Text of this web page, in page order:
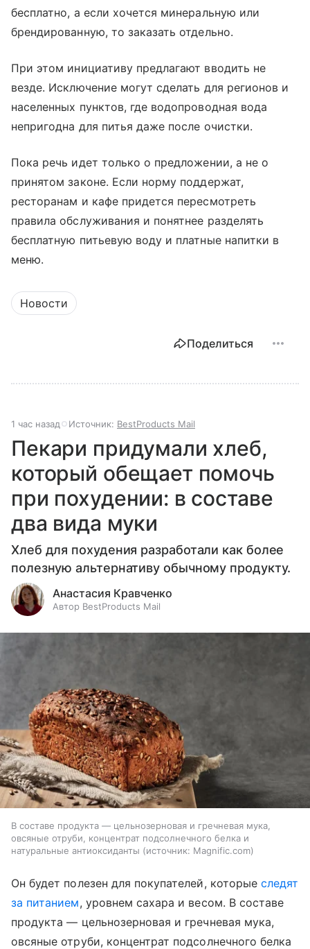
бесплатно, а если хочется минеральную или
брендированную, то заказать отдельно.
При этом инициативу предлагают вводить не
везде. Исключение могут сделать для регионов и
населенных пунктов, где водопроводная вода
непригодна для питья даже после очистки.
Пока речь идет только о предложении, а не о
принятом законе. Если норму поддержат,
ресторанам и кафе придется пересмотреть
правила обслуживания и понятнее разделять
бесплатную питьевую воду и платные напитки в
меню.
Новости
Поделиться
1 час назад Источник: BestProducts Mail
Пекари придумали хлеб,
который обещает помочь
при похудении: в составе
два вида муки
Хлеб для похудения разработали как более
полезную альтернативу обычному продукту.
Анастасия Кравченко
Автор BestProducts Mail
В составе продукта — цельнозерновая и гречневая мука,
овсяные отруби, концентрат подсолнечного белка и
натуральные антиоксиданты
источник: Magnific.com
Он будет полезен для покупателей, которыеследят
за питанием, уровнем сахара и весом. В составе
продукта — цельнозерновая и гречневая мука,
овсяные отруби, концентрат подсолнечного белка